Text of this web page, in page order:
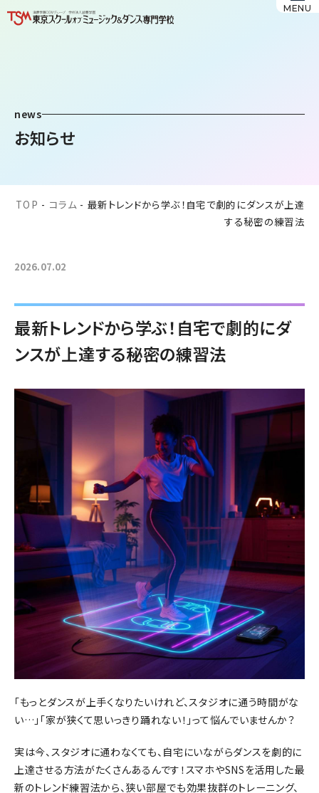
MENU
news
お知らせ
TOP - コラム -最新トレンドから学ぶ！自宅で劇的にダンスが上達
する秘密の練習法
2026.07.02
最新トレンドから学ぶ！自宅で劇的にダ
ンスが上達する秘密の練習法
「もっとダンスが上手くなりたいけれど、スタジオに通う時間がな
い…」「家が狭くて思いっきり踊れない！」って悩んでいませんか？
実は今、スタジオに通わなくても、自宅にいながらダンスを劇的に
上達させる方法がたくさんあるんです！スマホやSNSを活用した最
新のトレンド練習法から、狭い部屋でも効果抜群のトレーニング、